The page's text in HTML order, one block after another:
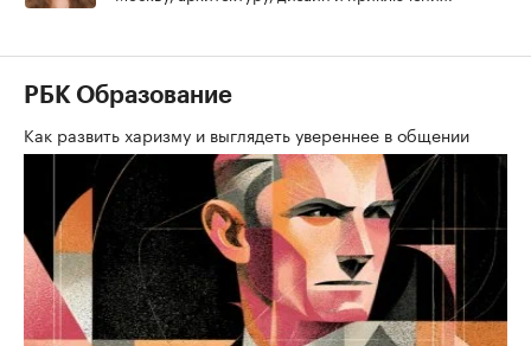
РБК Образование
Как развить харизму и выглядеть увереннее в общении